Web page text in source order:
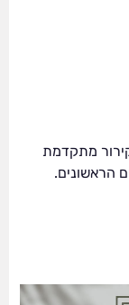
מתקדמת
הראשונים.